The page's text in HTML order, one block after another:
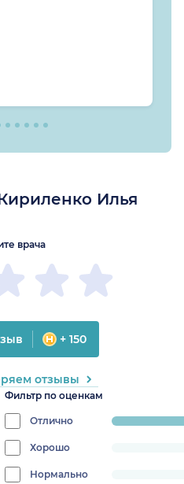
Илья
Фильтр по оценкам
Отлично
progress:
Хорошо
Нормально
врача
+ 150
отзывы